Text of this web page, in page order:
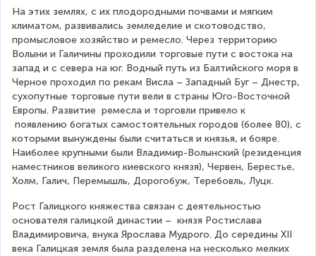
На этих землях, с их плодородными почвами и мягким
климатом, развивались земледелие и скотоводство,
промысловое хозяйство и ремесло. Через территорию
Волыни и Галичины проходили торговые пути с востока на
запад и с севера на юг. Водный путь из Балтийского моря в
Черное проходил по рекам Висла – Западный Буг – Днестр,
сухопутные торговые пути вели в страны Юго-Восточной
Европы. Развитие  ремесла и торговли привело к
появлению богатых самостоятельных городов (более 80), с
которыми вынуждены были считаться и князья, и бояре.
Наиболее крупными были Владимир-Волынский (резиденция
наместников великого киевского князя), Червен, Берестье,
Холм, Галич, Перемышль, Дорогобуж, Теребовль, Луцк.
Рост Галицкого княжества связан с деятельностью
основателя галицкой династии –  князя Ростислава
Владимировича, внука Ярослава Мудрого. До середины XII
века Галицкая земля была разделена на несколько мелких